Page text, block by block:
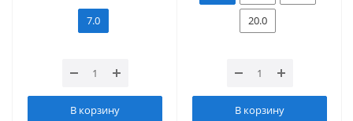
7.0
В корзину
20.0
В корзину